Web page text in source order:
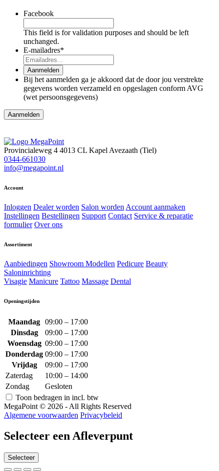
Facebook
This field is for validation purposes and should be left
unchanged.
E-mailadres*
Aanmelden
Bij het aanmelden ga je akkoord dat de door jou verstrekte
gegevens worden verzameld en opgeslagen conform AVG
(wet persoonsgegevens)
Provincialeweg 4 4013 CL Kapel Avezaath (Tiel)
0344-661030
info@megapoint.nl
Account
Inloggen Dealer worden Salon worden Account aanmaken
Instellingen Bestellingen Support Contact Service & reparatie
formulier Over ons
Assortiment
Aanbiedingen Showroom Modellen Pedicure Beauty
Saloninrichting
Visagie Manicure Tattoo Massage Dental
Openingstijden
Maandag 09:00 – 17:00
Dinsdag
09:00 – 17:00
Woensdag 09:00 – 17:00
Donderdag 09:00 – 17:00
Vrijdag
09:00 – 17:00
Zaterdag
10:00 – 14:00
Zondag
Gesloten
Toon bedragen in incl. btw
MegaPoint © 2026 - All Rights Reserved
Algemene voorwaarden Privacybeleid
Selecteer een Afleverpunt
Selecteer